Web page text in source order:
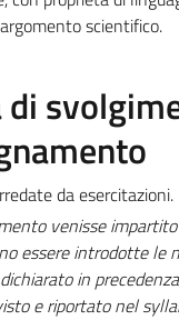
scientifico.
da esercitazioni.
venisse
essere introdotte le
in
e riportato nel